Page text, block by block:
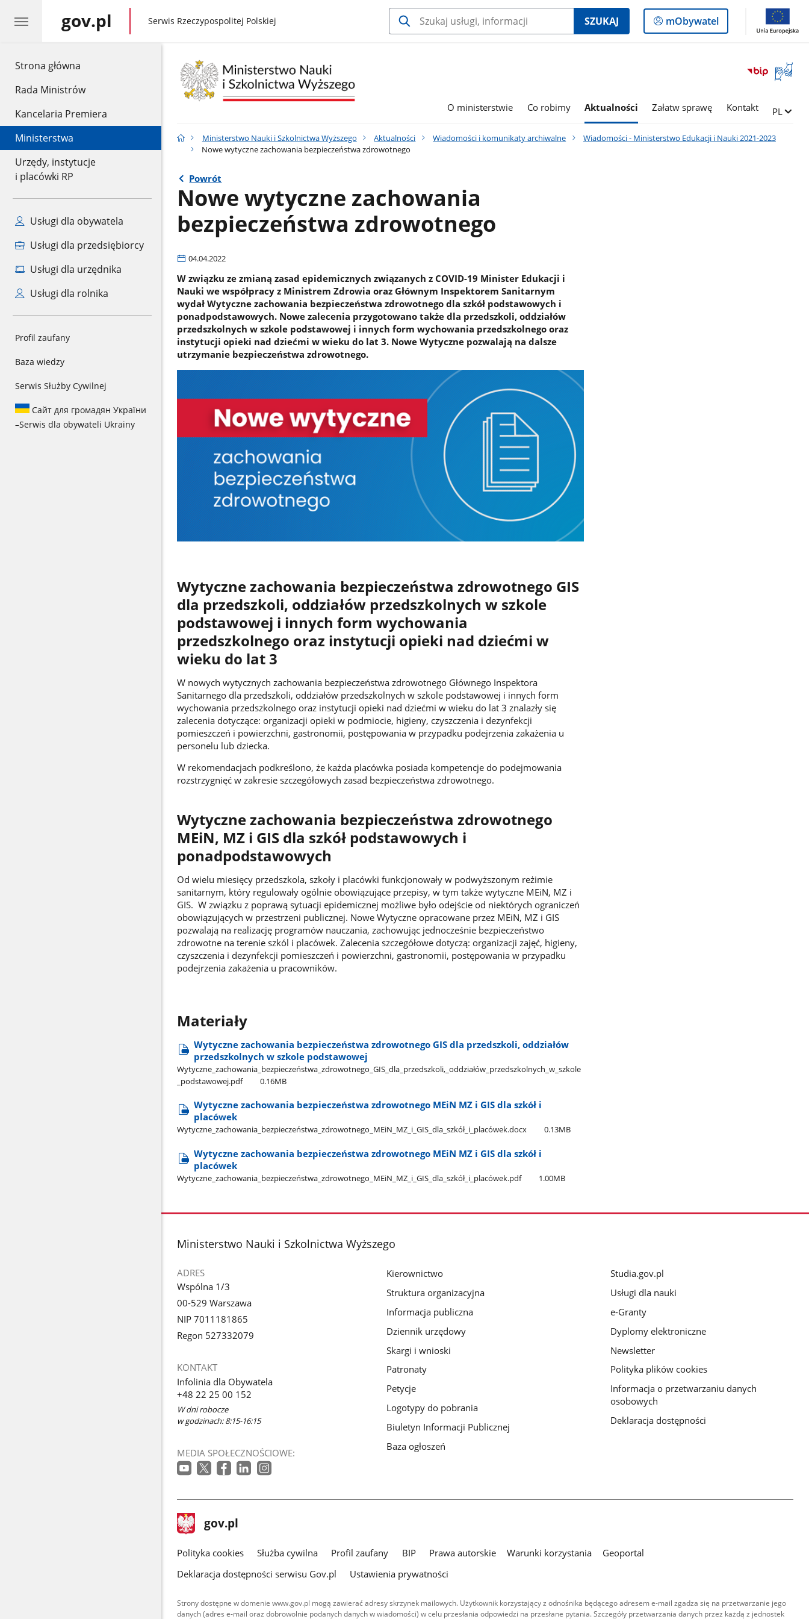
Strona główna
Rada Ministrów
Kancelaria Premiera
Ministerstwa
Urzędy, instytucje
i placówki RP
Usługi dla obywatela
Usługi dla przedsiębiorcy
Usługi dla urzędnika
Usługi dla rolnika
Profil zaufany
Baza wiedzy
Serwis Służby Cywilnej
Сайт для громадян України
–Serwis dla obywateli Ukrainy
gov.pl gov.pl
Serwis Rzeczypospolitej Polskiej SZUKAJ
Logowanie
do
mObywatel
Otwórz
okno
języka
O ministerstwie Co robimy Aktualności Załatw sprawę Kontakt Zmień
PL
Ministerstwo Nauki i Szkolnictwa Wyższego Aktualności Wiadomości i komunikaty archiwalne
Wiadomości - Ministerstwo Edukacji i Nauki 2021-2023
Nowe wytyczne zachowania bezpieczeństwa zdrowotnego
Powrót
Nowe wytyczne zachowania
bezpieczeństwa zdrowotnego
04.04.2022
W związku ze zmianą zasad epidemicznych związanych z COVID-19 Minister Edukacji i
Nauki we współpracy z Ministrem Zdrowia oraz Głównym Inspektorem Sanitarnym
wydał Wytyczne zachowania bezpieczeństwa zdrowotnego dla szkół podstawowych i
ponadpodstawowych. Nowe zalecenia przygotowano także dla przedszkoli, oddziałów
przedszkolnych w szkole podstawowej i innych form wychowania przedszkolnego oraz
instytucji opieki nad dziećmi w wieku do lat 3. Nowe Wytyczne pozwalają na dalsze
utrzymanie bezpieczeństwa zdrowotnego.
Wytyczne zachowania bezpieczeństwa zdrowotnego GIS
dla przedszkoli, oddziałów przedszkolnych w szkole
podstawowej i innych form wychowania
przedszkolnego oraz instytucji opieki nad dziećmi w
wieku do lat 3
W nowych wytycznych zachowania bezpieczeństwa zdrowotnego Głównego Inspektora
Sanitarnego dla przedszkoli, oddziałów przedszkolnych w szkole podstawowej i innych form
wychowania przedszkolnego oraz instytucji opieki nad dziećmi w wieku do lat 3 znalazły się
zalecenia dotyczące: organizacji opieki w podmiocie, higieny, czyszczenia i dezynfekcji
pomieszczeń i powierzchni, gastronomii, postępowania w przypadku podejrzenia zakażenia u
personelu lub dziecka.
W rekomendacjach podkreślono, że każda placówka posiada kompetencje do podejmowania
rozstrzygnięć w zakresie szczegółowych zasad bezpieczeństwa zdrowotnego.
Wytyczne zachowania bezpieczeństwa zdrowotnego
MEiN, MZ i GIS dla szkół podstawowych i
ponadpodstawowych
Od wielu miesięcy przedszkola, szkoły i placówki funkcjonowały w podwyższonym reżimie
sanitarnym, który regulowały ogólnie obowiązujące przepisy, w tym także wytyczne MEiN, MZ i
GIS. W związku z poprawą sytuacji epidemicznej możliwe było odejście od niektórych ograniczeń
obowiązujących w przestrzeni publicznej. Nowe Wytyczne opracowane przez MEiN, MZ i GIS
pozwalają na realizację programów nauczania, zachowując jednocześnie bezpieczeństwo
zdrowotne na terenie szkól i placówek. Zalecenia szczegółowe dotyczą: organizacji zajęć, higieny,
czyszczenia i dezynfekcji pomieszczeń i powierzchni, gastronomii, postępowania w przypadku
podejrzenia zakażenia u pracowników.
Materiały
Wytyczne zachowania bezpieczeństwa zdrowotnego GIS dla przedszkoli, oddziałów
przedszkolnych w szkole podstawowej
Wytyczne​_zachowania​_bezpieczeństwa​_zdrowotnego​_GIS​_dla​_przedszkoli,​_oddziałów​_przedszkolnych​_w​_szkole​
_podstawowej.pdf
0.16MB
Wytyczne zachowania bezpieczeństwa zdrowotnego MEiN MZ i GIS dla szkół i
placówek
Wytyczne​_zachowania​_bezpieczeństwa​_zdrowotnego​_MEiN​_MZ​_i​_GIS​_dla​_szkół​_i​_placówek.docx 0.13MB
Wytyczne zachowania bezpieczeństwa zdrowotnego MEiN MZ i GIS dla szkół i
placówek
Wytyczne​_zachowania​_bezpieczeństwa​_zdrowotnego​_MEiN​_MZ​_i​_GIS​_dla​_szkół​_i​_placówek.pdf 1.00MB
stopka
Ministerstwo Nauki i Szkolnictwa Wyższego
ADRES
Wspólna 1/3
00-529 Warszawa
NIP 7011181865
Regon 527332079
KONTAKT
Infolinia dla Obywatela
+48 22 25 00 152
W dni robocze
w godzinach: 8:15-16:15
MEDIA SPOŁECZNOŚCIOWE:
Kierownictwo
Struktura organizacyjna
Informacja publiczna
Dziennik urzędowy
Skargi i wnioski
Patronaty
Petycje
Logotypy do pobrania
Biuletyn Informacji Publicznej
Baza ogłoszeń
Studia.gov.pl
Usługi dla nauki
e-Granty
Dyplomy elektroniczne
Newsletter
Polityka plików cookies
Informacja o przetwarzaniu danych
osobowych
Deklaracja dostępności
stopka
gov.pl Strona
gov.pl
gov.pl
Polityka cookies Służba cywilna Profil zaufany BIP Prawa autorskie Warunki korzystania
Geoportal
Deklaracja dostępności serwisu Gov.pl
Ustawienia prywatności
Strony dostępne w domenie www.gov.pl mogą zawierać adresy skrzynek mailowych. Użytkownik korzystający z odnośnika będącego adresem e-mail zgadza się na przetwarzanie jego
danych (adres e-mail oraz dobrowolnie podanych danych w wiadomości) w celu przesłania odpowiedzi na przesłane pytania. Szczegóły przetwarzania danych przez każdą z jednostek